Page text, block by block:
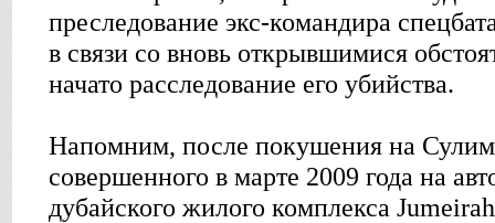
преследование экс-командира
в связи со вновь открывшимися
начато расследование его убийства.
Напомним, после покушения на
совершенного в марте 2009 года на
дубайского жилого комплекса